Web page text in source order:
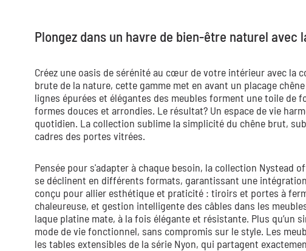
Plongez dans un havre de bien-être naturel avec
Créez une oasis de sérénité au cœur de votre intérieur avec la
brute de la nature, cette gamme met en avant un placage
lignes épurées et élégantes des meubles forment une toile de
formes douces et arrondies. Le résultat? Un espace de vie
quotidien. La collection sublime la simplicité du chêne brut,
cadres des portes vitrées.
Pensée pour s'adapter à chaque besoin, la collection
se déclinent en différents formats, garantissant une
conçu pour allier esthétique et praticité : tiroirs et portes à
chaleureuse, et gestion intelligente des câbles dans les
laque platine mate, à la fois élégante et résistante. Plus
mode de vie fonctionnel, sans compromis sur le style. Les
les tables extensibles de la série Nyon, qui partagent